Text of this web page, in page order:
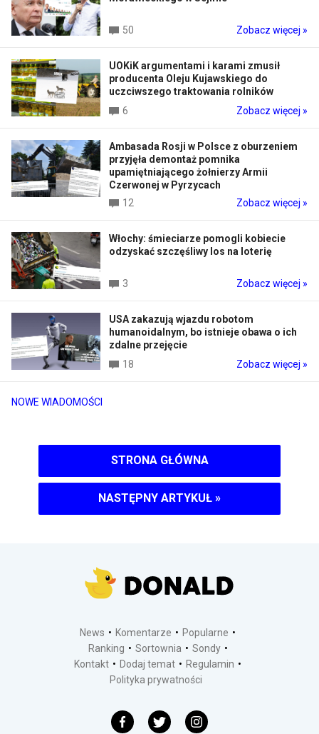
NOWE WIADOMOŚCI
50 Zobacz więcej »
UOKiK argumentami i karami zmusił
producenta Oleju Kujawskiego do
uczciwszego traktowania rolników
6
Zobacz więcej »
Ambasada Rosji w Polsce z oburzeniem
przyjęła demontaż pomnika
upamiętniającego żołnierzy Armii
Czerwonej w Pyrzycach
12
Zobacz więcej »
Włochy: śmieciarze pomogli kobiecie
odzyskać szczęśliwy los na loterię
3 Zobacz więcej »
USA zakazują wjazdu robotom
humanoidalnym, bo istnieje obawa o ich
zdalne przejęcie
18
Zobacz więcej »
STRONA GŁÓWNA
NASTĘPNY ARTYKUŁ »
News Komentarze
Popularne
Ranking
Sortownia
Sondy
Kontakt
Dodaj temat
Regulamin
Polityka prywatności